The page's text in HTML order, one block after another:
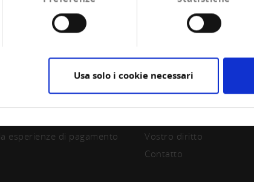
Usa solo i cookie necessari
esperienze di pagamento
CREDITREFORM
Vostro diritto
Contatto